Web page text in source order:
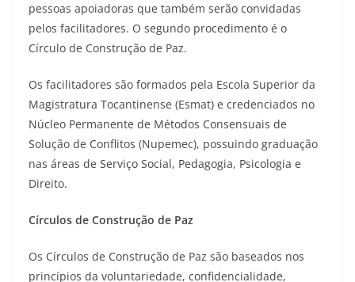
pessoas apoiadoras que também serão convidadas
pelos facilitadores. O segundo procedimento é o
Círculo de Construção de Paz.
Os facilitadores são formados pela Escola Superior da
Magistratura Tocantinense (Esmat) e credenciados no
Núcleo Permanente de Métodos Consensuais de
Solução de Conflitos (Nupemec), possuindo graduação
nas áreas de Serviço Social, Pedagogia, Psicologia e
Direito.
Círculos de Construção de Paz
Os Círculos de Construção de Paz são baseados nos
princípios da voluntariedade, confidencialidade,